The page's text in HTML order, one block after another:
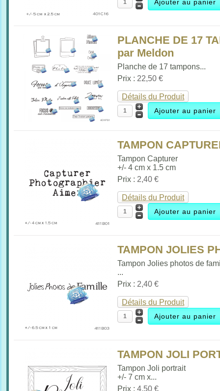
PLANCHE DE 17
par Meldon
Planche de 17 tampons...
Prix : 22,50 €
Détails du Produit
TAMPON
Tampon Capturer
+/- 4 cm x 1.5 cm
Prix : 2,40 €
Détails du Produit
TAMPON JOLIES
Tampon Jolies photos de
...
Prix : 2,40 €
Détails du Produit
TAMPON JOLI
Tampon Joli portrait
+/- 7 cm x...
Prix :4,50 €